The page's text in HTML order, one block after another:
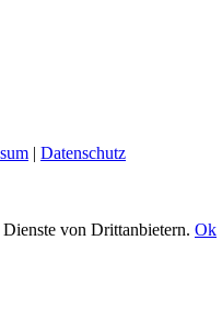
| Datenschutz
von Drittanbietern. Ok